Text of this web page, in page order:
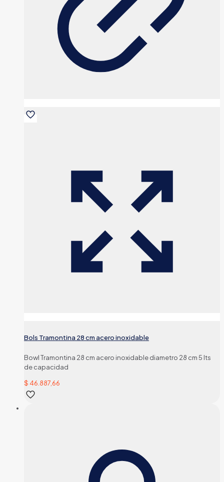
Bols Tramontina 28 cm acero inoxidable
Bowl Tramontina 28 cm acero inoxidable diametro 28 cm 5 lts
de capacidad
$ 46.887,66